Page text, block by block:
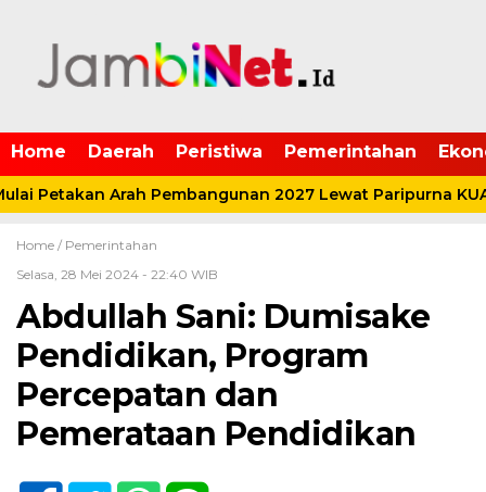
Home Daerah Peristiwa Pemerintahan
Petakan Arah Pembangunan 2027 Lewat Paripurna KUA-
Home / Pemerintahan
Selasa, 28 Mei 2024 - 22:40 WIB
Abdullah Sani: Dumisake
Pendidikan, Program
Percepatan dan
Pemerataan Pendidikan